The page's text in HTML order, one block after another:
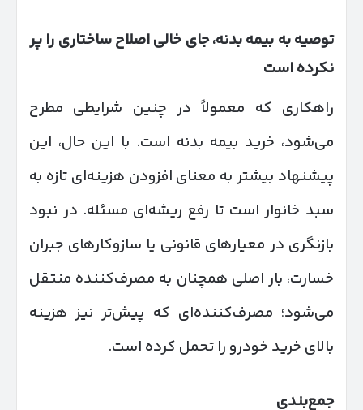
توصیه به بیمه بدنه، جای خالی اصلاح ساختاری را پر
نکرده است
راهکاری که معمولاً در چنین شرایطی مطرح
می‌شود، خرید بیمه بدنه است. با این حال، این
پیشنهاد بیشتر به معنای افزودن هزینه‌ای تازه به
سبد خانوار است تا رفع ریشه‌ای مسئله. در نبود
بازنگری در معیارهای قانونی یا سازوکارهای جبران
خسارت، بار اصلی همچنان به مصرف‌کننده منتقل
می‌شود؛ مصرف‌کننده‌ای که پیش‌تر نیز هزینه
بالای خرید خودرو را تحمل کرده است.
جمع‌بندی